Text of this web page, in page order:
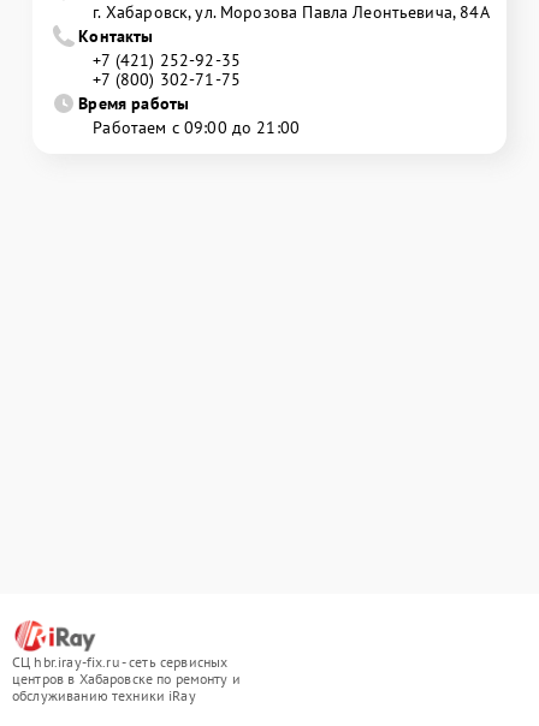
г. Хабаровск, ул. Морозова Павла Леонтьевича, 84А
Контакты
+7 (421) 252-92-35
+7 (800) 302-71-75
Время работы
Работаем с 09:00 до 21:00
СЦ hbr.iray-fix.ru - сеть сервисных
центров в Хабаровске по ремонту и
обслуживанию техники iRay